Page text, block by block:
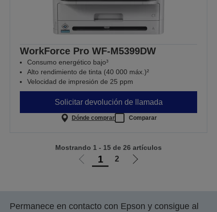
WorkForce Pro WF-M5399DW
Consumo energético bajo³
Alto rendimiento de tinta (40 000 máx.)²
Velocidad de impresión de 25 ppm
Solicitar devolución de llamada
Dónde comprar Comparar
Ir
anterior
1 2
Ir
siguiente
Mostrando 1 - 15 de 26 artículos
Permanece en contacto con Epson y consigue al